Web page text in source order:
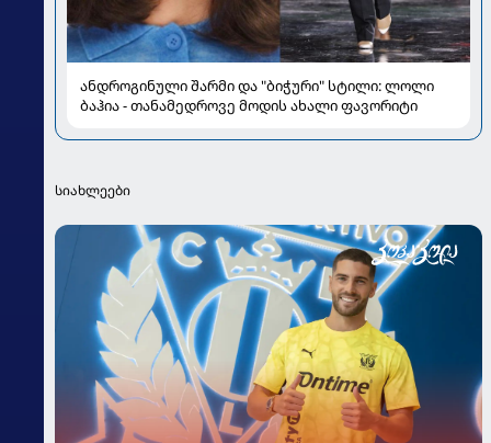
ბაჰია - თანამედროვე მოდის ახალი ფავორიტი
სიახლეები